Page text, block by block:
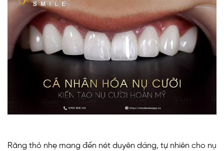
Răng thỏ nhẹ mang đến nét duyên dáng, tự nhiên cho nụ